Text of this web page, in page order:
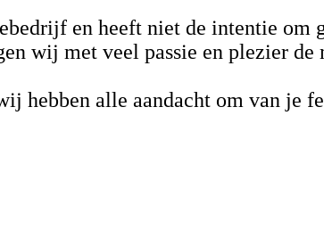
en heeft niet de intentie om
wij met veel passie en plezier de
hebben alle aandacht om van je